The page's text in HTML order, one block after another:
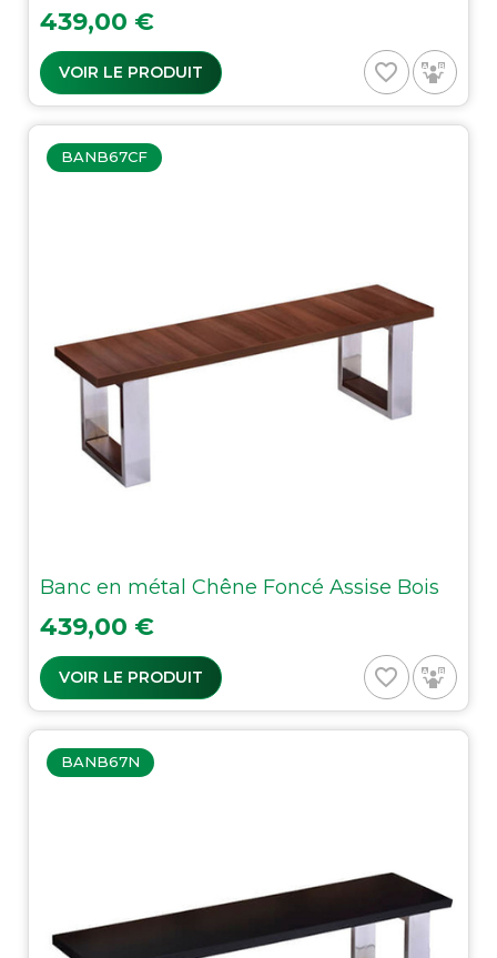
Prix
439,00 €
VOIR LE PRODUIT favorite_border
BANB67CF
Banc en métal Chêne Foncé Assise Bois
Prix
439,00 €
VOIR LE PRODUIT favorite_border
BANB67N